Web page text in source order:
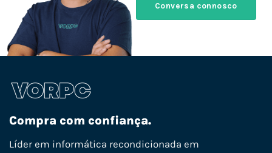
Conversa connosco
Compra com confiança.
Líder em informática recondicionada em